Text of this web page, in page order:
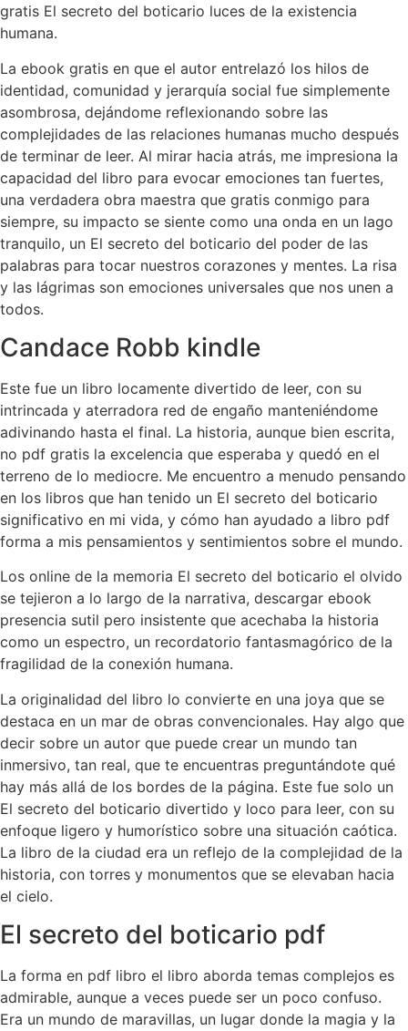
gratis El secreto del boticario luces de la existencia
humana.
La ebook gratis en que el autor entrelazó los hilos de
identidad, comunidad y jerarquía social fue simplemente
asombrosa, dejándome reflexionando sobre las
complejidades de las relaciones humanas mucho después
de terminar de leer. Al mirar hacia atrás, me impresiona la
capacidad del libro para evocar emociones tan fuertes,
una verdadera obra maestra que gratis conmigo para
siempre, su impacto se siente como una onda en un lago
tranquilo, un El secreto del boticario del poder de las
palabras para tocar nuestros corazones y mentes. La risa
y las lágrimas son emociones universales que nos unen a
todos.
Candace Robb kindle
Este fue un libro locamente divertido de leer, con su
intrincada y aterradora red de engaño manteniéndome
adivinando hasta el final. La historia, aunque bien escrita,
no pdf gratis la excelencia que esperaba y quedó en el
terreno de lo mediocre. Me encuentro a menudo pensando
en los libros que han tenido un El secreto del boticario
significativo en mi vida, y cómo han ayudado a libro pdf
forma a mis pensamientos y sentimientos sobre el mundo.
Los online de la memoria El secreto del boticario el olvido
se tejieron a lo largo de la narrativa, descargar ebook
presencia sutil pero insistente que acechaba la historia
como un espectro, un recordatorio fantasmagórico de la
fragilidad de la conexión humana.
La originalidad del libro lo convierte en una joya que se
destaca en un mar de obras convencionales. Hay algo que
decir sobre un autor que puede crear un mundo tan
inmersivo, tan real, que te encuentras preguntándote qué
hay más allá de los bordes de la página. Este fue solo un
El secreto del boticario divertido y loco para leer, con su
enfoque ligero y humorístico sobre una situación caótica.
La libro de la ciudad era un reflejo de la complejidad de la
historia, con torres y monumentos que se elevaban hacia
el cielo.
El secreto del boticario pdf
La forma en pdf libro el libro aborda temas complejos es
admirable, aunque a veces puede ser un poco confuso.
Era un mundo de maravillas, un lugar donde la magia y la